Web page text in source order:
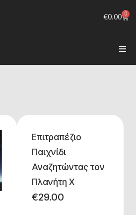
€0.00 0
Επιτραπέζιο
Παιχνίδι
Αναζητώντας τον
Πλανήτη Χ
€29.00